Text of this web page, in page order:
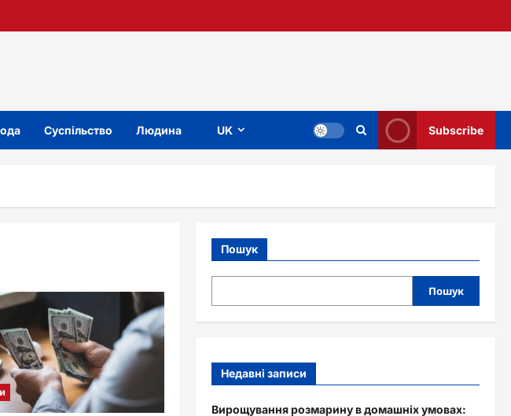
Суспільство Людина UK Subscribe
Пошук
Пошук
Недавні записи
Вирощування розмарину в домашніх умовах: